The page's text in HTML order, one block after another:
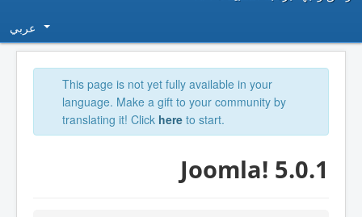
عربي
This page is not yet fully available in your
language. Make a gift to your community by
translating it! Click here to start.
Joomla! 5.0.1